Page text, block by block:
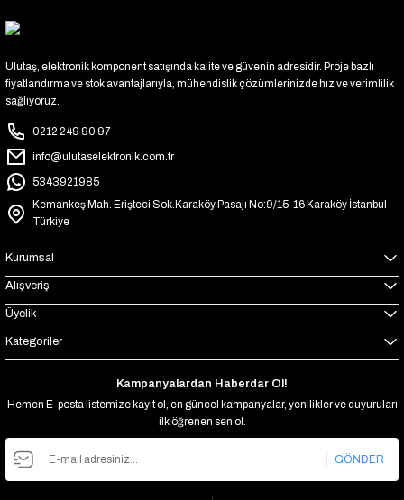
Ulutaş, elektronik komponent satışında kalite ve güvenin adresidir. Proje bazlı
fiyatlandırma ve stok avantajlarıyla, mühendislik çözümlerinizde hız ve verimlilik
sağlıyoruz.
0212 249 90 97
info@ulutaselektronik.com.tr
5343921985
Kemankeş Mah. Erişteci Sok.Karaköy Pasajı No:9/15-16 Karaköy İstanbul
Türkiye
Kurumsal
Alışveriş
Üyelik
Kategoriler
Kampanyalardan Haberdar Ol!
Hemen E-posta listemize kayıt ol, en güncel kampanyalar, yenilikler ve duyuruları
ilk öğrenen sen ol.
GÖNDER